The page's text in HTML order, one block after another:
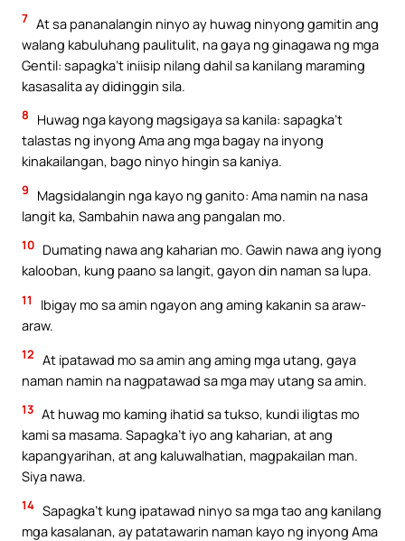
7 At sa pananalangin ninyo ay huwag ninyong gamitin ang
walang kabuluhang paulitulit, na gaya ng ginagawa ng mga
Gentil: sapagka’t iniisip nilang dahil sa kanilang maraming
kasasalita ay didinggin sila.
8
Huwag nga kayong magsigaya sa kanila: sapagka’t
talastas ng inyong Ama ang mga bagay na inyong
kinakailangan, bago ninyo hingin sa kaniya.
9
Magsidalangin nga kayo ng ganito: Ama namin na nasa
langit ka, Sambahin nawa ang pangalan mo.
10 Dumating nawa ang kaharian mo. Gawin nawa ang iyong
kalooban, kung paano sa langit, gayon din naman sa lupa.
11
Ibigay mo sa amin ngayon ang aming kakanin sa araw-
araw.
12 At ipatawad mo sa amin ang aming mga utang, gaya
naman namin na nagpatawad sa mga may utang sa amin.
13 At huwag mo kaming ihatid sa tukso, kundi iligtas mo
kami sa masama. Sapagka’t iyo ang kaharian, at ang
kapangyarihan, at ang kaluwalhatian, magpakailan man.
Siya nawa.
14 Sapagka’t kung ipatawad ninyo sa mga tao ang kanilang
mga kasalanan, ay patatawarin naman kayo ng inyong Ama